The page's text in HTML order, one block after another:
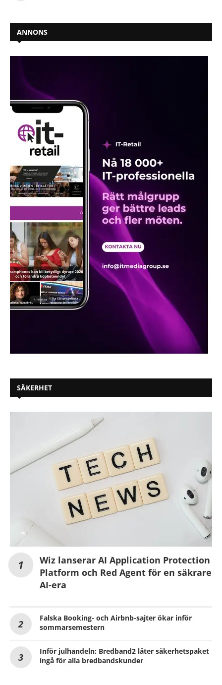
ANNONS
SÄKERHET
Wiz lanserar AI Application Protection
Platform och Red Agent för en säkrare
AI-era
Falska Booking- och Airbnb-sajter ökar inför
sommarsemestern
Inför julhandeln: Bredband2 låter säkerhetspaket
ingå för alla bredbandskunder